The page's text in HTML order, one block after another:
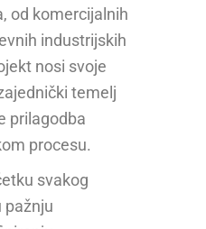
od komercijalnih
industrijskih
nosi svoje
temelj
prilagodba
procesu.
svakog
pažnju